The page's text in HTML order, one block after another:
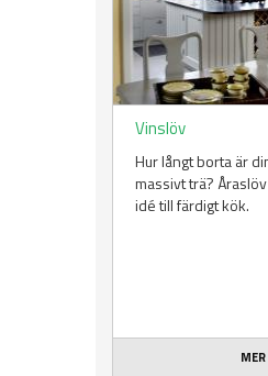
Vinslöv
Hur långt borta är
massivt trä?
idé till färdigt kök.